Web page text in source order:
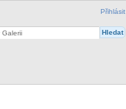
Přihlásit